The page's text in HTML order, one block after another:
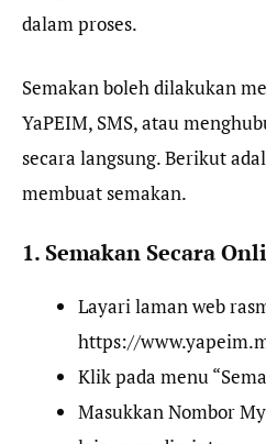
dalam proses.
Semakan boleh dilakukan
YaPEIM, SMS, atau
secara langsung. Berikut
membuat semakan.
1. Semakan Secara
Layari laman web
https://
Klik pada menu
Masukkan Nombor